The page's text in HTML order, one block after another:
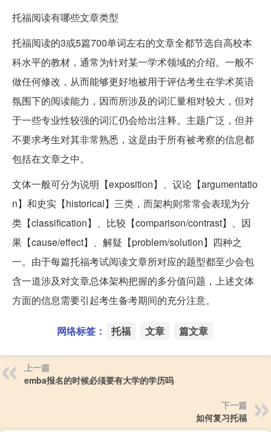
托福阅读有哪些文章类型
托福阅读的3或5篇700单词左右的文章全都节选自高校本
科水平的教材，通常为针对某一学术领域的介绍。一般不
做任何修改，从而能够更好地被用于评估考生在学术英语
氛围下的阅读能力，因而所涉及的词汇量相对较大，但对
于一些专业性较强的词汇仍会给出注释。主题广泛，但并
不要求考生对其非常熟悉，这是由于所有被考察的信息都
包括在文章之中。
文体一般可分为说明【exposition】、议论【argumentatio
n】和史实【historical】三类，而架构则常常会表现为分
类【classification】、比较【comparison/contrast】、因
果【cause/effect】、解疑【problem/solution】四种之
一。由于每篇托福考试阅读文章所对应的题型都至少会包
含一道涉及对文章总体架构把握的多分值问题，上述文体
方面的信息需要引起考生备考期间的充分注意。
网络标签： 托福 文章 篇文章
上一篇
emba报名的时候必须要有大学的学历吗
下一篇
如何复习托福